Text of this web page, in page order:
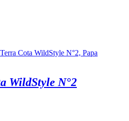
WildStyle N°2